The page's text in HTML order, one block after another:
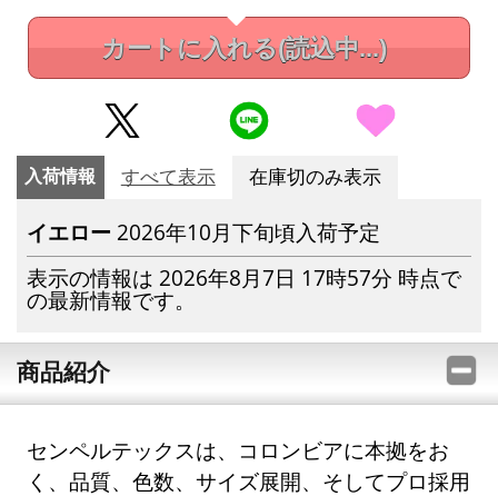
カートに入れる(読込中...)
入荷情報 すべて表示 在庫切のみ表示
イエロー 2026年10月下旬頃入荷予定
表示の情報は 2026年8月7日 17時57分 時点で
の最新情報です。
商品紹介
センペルテックスは、コロンビアに本拠をお
く、品質、色数、サイズ展開、そしてプロ採用